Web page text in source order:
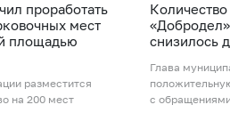
проработать
мест
площадью
разместится
на 200 мест
снизилось
Глава
с